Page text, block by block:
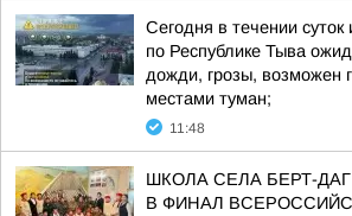
Сегодня в течении суток
по Республике Тыва
дожди, грозы, возможен
местами туман;
11:48
ШКОЛА СЕЛА БЕРТ-
В ФИНАЛ